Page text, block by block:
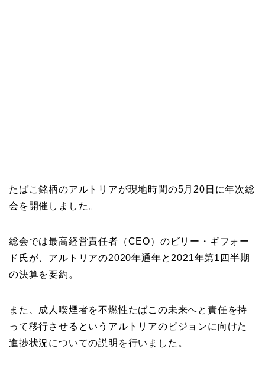
たばこ銘柄のアルトリアが現地時間の5月20日に年次総
会を開催しました。
総会では最高経営責任者（CEO）のビリー・ギフォー
ド氏が、アルトリアの2020年通年と2021年第1四半期
の決算を要約。
また、成人喫煙者を不燃性たばこの未来へと責任を持
って移行させるというアルトリアのビジョンに向けた
進捗状況についての説明を行いました。